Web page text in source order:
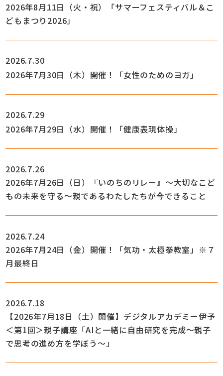
2026年8月11日（火・祝）「サマーフェスティバル＆こ
どもまつり2026」
2026.7.30
2026年7月30日（木）開催！「女性のためのヨガ」
2026.7.29
2026年7月29日（水）開催！「健康表現体操」
2026.7.26
2026年7月26日（日）『いのちのリレー』～大切なこど
もの未来を守る～親であるわたしたちが今できること
2026.7.24
2026年7月24日（金）開催！「気功・太極拳教室」※７
月最終日
2026.7.18
【2026年7月18日（土）開催】デジタルアカデミー伊予
＜第1回＞親子講座「AIと一緒に自由研究を完成～親子
で思考の進め方を学ぼう～」